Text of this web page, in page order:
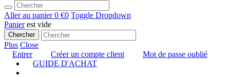
Aller au panier0 €0 Toggle Dropdown
Panierest vide
Chercher
Plus Close
Entrer
Créer un compte client
Mot de passe oublié
GUIDE D'ACHAT